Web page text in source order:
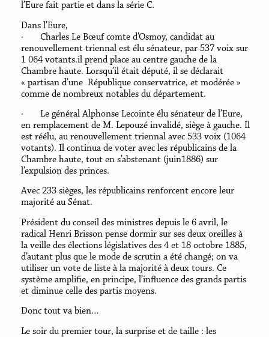
l’Eure fait partie et dans la série C.
Dans l’Eure,
· Charles Le Bœuf comte d’Osmoy, candidat au
renouvellement triennal est élu sénateur, par 537 voix sur
1 064 votants.il prend place au centre gauche de la
Chambre haute. Lorsqu’il était député, il se déclarait
« partisan d’une République conservatrice, et modérée »
comme de nombreux notables du département.
· Le général Alphonse Lecointe élu sénateur de l’Eure,
en remplacement de M. Lepouzé invalidé, siège à gauche. Il
est réélu, au renouvellement triennal avec 533 voix (1064
votants). Il continua de voter avec les républicains de la
Chambre haute, tout en s’abstenant (juin1886) sur
l’expulsion des princes.
Avec 233 sièges, les républicains renforcent encore leur
majorité au Sénat.
Président du conseil des ministres depuis le 6 avril, le
radical Henri Brisson pense dormir sur ses deux oreilles à
la veille des élections législatives des 4 et 18 octobre 1885,
d’autant plus que le mode de scrutin a été changé; on va
utiliser un vote de liste à la majorité à deux tours. Ce
système amplifie, en principe, l’influence des grands partis
et diminue celle des partis moyens.
Donc tout va bien…
Le soir du premier tour, la surprise et de taille : les